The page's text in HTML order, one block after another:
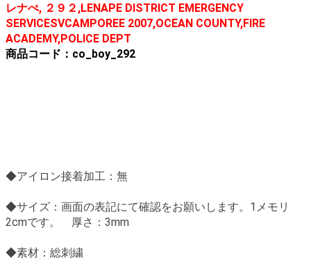
レナぺ, ２９２,LENAPE DISTRICT EMERGENCY
SERVICESVCAMPOREE 2007,OCEAN COUNTY,FIRE
ACADEMY,POLICE DEPT
商品コード：co_boy_292
◆アイロン接着加工：無
◆サイズ：画面の表記にて確認をお願いします。1メモリ
2cmです。 厚さ：3mm
◆素材：総刺繍